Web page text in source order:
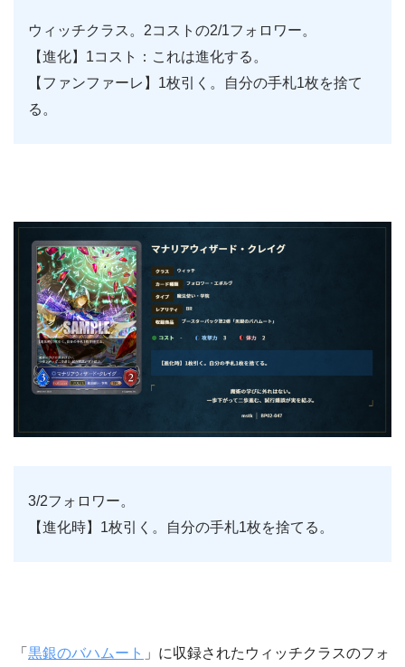
ウィッチクラス。2コストの2/1フォロワー。
【進化】1コスト：これは進化する。
【ファンファーレ】1枚引く。自分の手札1枚を捨て
る。
3/2フォロワー。
【進化時】1枚引く。自分の手札1枚を捨てる。
「 黒銀のバハムート 」に収録されたウィッチクラスのフォ